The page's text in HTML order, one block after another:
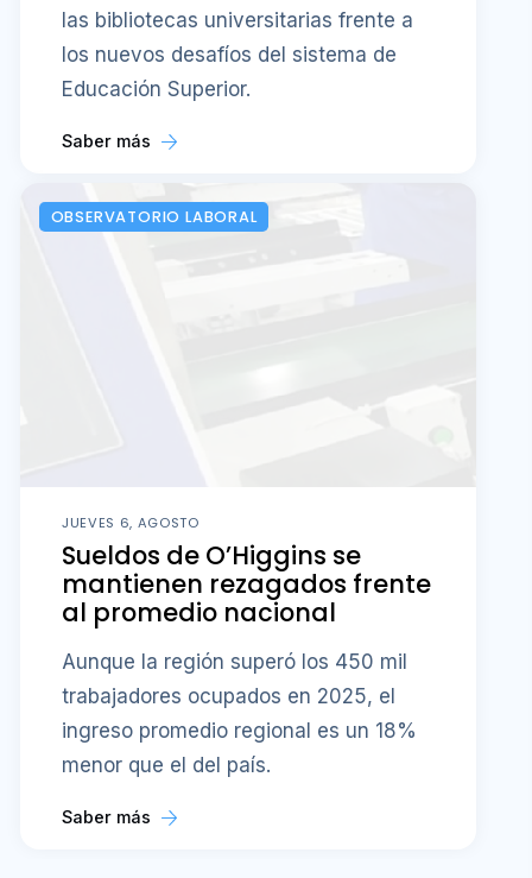
las bibliotecas universitarias frente a
los nuevos desafíos del sistema de
Educación Superior.
Saber más
OBSERVATORIO LABORAL
JUEVES 6, AGOSTO
Sueldos de O’Higgins se
mantienen rezagados frente
al promedio nacional
Aunque la región superó los 450 mil
trabajadores ocupados en 2025, el
ingreso promedio regional es un 18%
menor que el del país.
Saber más